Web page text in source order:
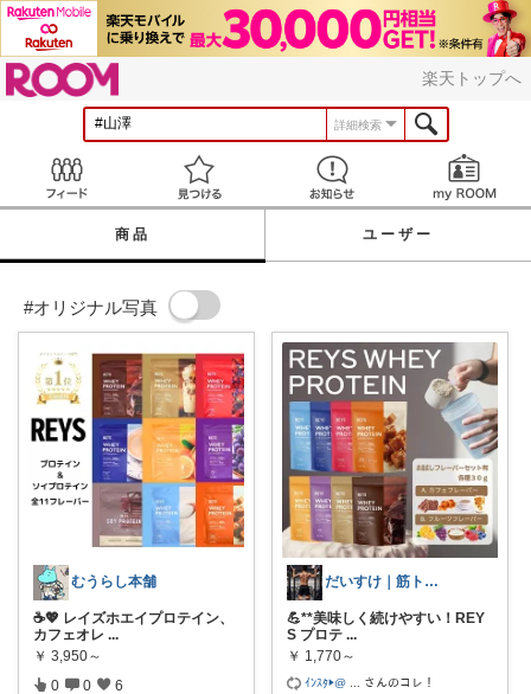
楽天トップへ
詳細検索
見つける お知らせ
商品 ユーザー
#オリジナル写真
むうらし本舗
☕️💖 レイズホエイプロテイン、
カフェオレ ...
￥ 3,950～
0 0 6
だいすけ｜筋トレ×健康食✕バイクROOM
💪**美味しく続けやすい！REY
S プロテ ...
￥ 1,770～
ｲﾝｽﾀ▶︎@ さんのコレ！